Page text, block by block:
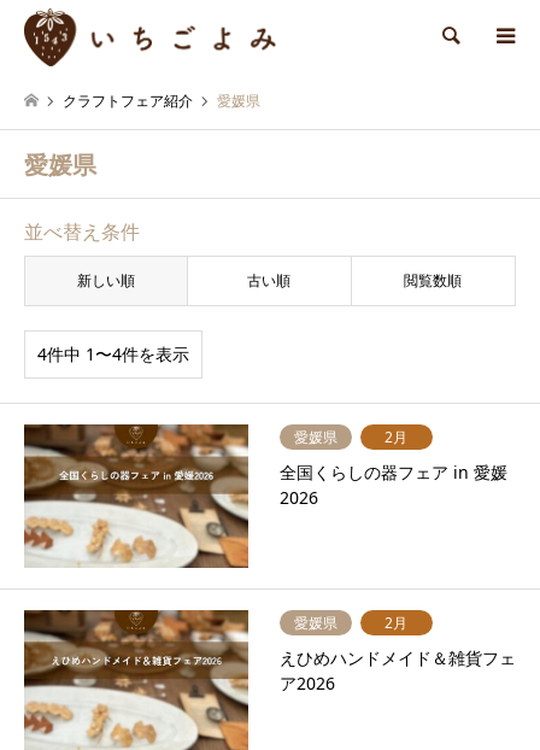
検索
クラフトフェア紹介 愛媛県
愛媛県
並べ替え条件
新しい順 古い順 閲覧数順
4件中 1〜4件を表示
愛媛県 2月
全国くらしの器フェア in 愛媛
2026
愛媛県 2月
えひめハンドメイド＆雑貨フェ
ア2026